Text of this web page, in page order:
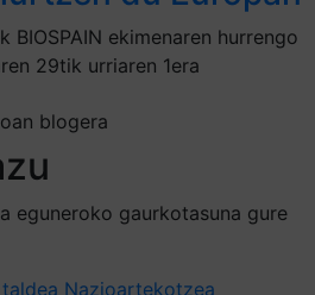
BIOSPAIN ekimenaren hurrengo
29tik urriaren 1era
blogera
eguneroko gaurkotasuna gure
Nazioartekotzea